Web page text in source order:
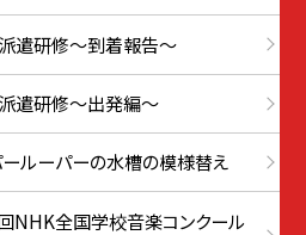
遣研修〜到着報告〜
遣研修〜出発編〜
ールーパーの水槽の模様替え
NHK全国学校音楽コンクール